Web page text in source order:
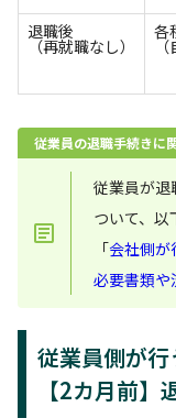
退職後
（再就職なし）
各
（
従業員の退職手続きに
従業員が退
ついて、以
「会社側が
必要書類や
従業員側が
【2カ月前